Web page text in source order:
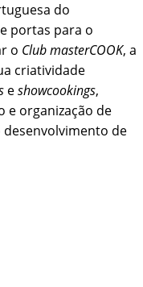
do
portas para o
o Club masterCOOK, a
criatividade
eshowcookings,
e organização de
de